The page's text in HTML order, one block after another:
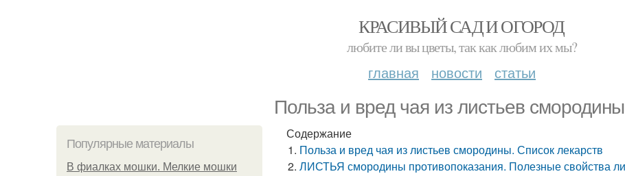
КРАСИВЫЙ САД И ОГОРОД
любите ли вы цветы, так как любим их мы?
главная новости статьи
Польза и вред чая из листьев
Популярные материалы
В фиалках мошки. Мелкие мошки
Содержание
Польза и вред чая из листьев смородины. Список лекарств
ЛИСТЬЯ смородины противопоказания. Полезные свойства